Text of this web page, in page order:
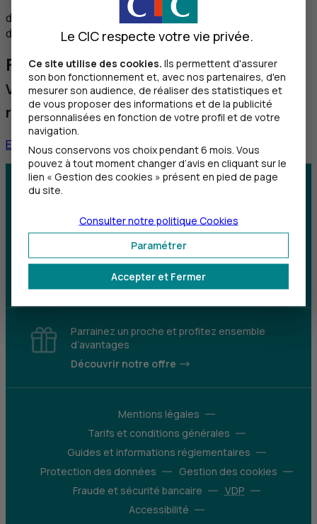
de 8h30 à 12h et de 14h à 18h du lundi au vendredi,
de 8h30 à 12h le samedi
Faire une réclamation
Vous souhaitez nous faire part d'une
réclamation
En savoir plus
Centre d'aide
Sourds et
Télécharger l'application
Parrainez un proche et profitez ensemble
d’avantages
Découvrir notre offre
Mentions légales
Tarifs et conditions générales
Guides et informations réglementaires
Protection des données
Gestion des cookies
Fraude et sécurité bancaire
VDP
Accessibilité
Le CIC respecte votre vie privée.
Ce site utilise des cookies. Ils permettent d'assurer
son bon fonctionnement et, avec nos partenaires, d'en
mesurer son audience, de réaliser des statistiques et
de vous proposer des informations et de la publicité
personnalisées en fonction de votre profil et de votre
navigation.
Nous conservons vos choix pendant 6 mois. Vous
pouvez à tout moment changer d’avis en cliquant sur le
lien « Gestion des cookies » présent en pied de page
du site.
Accepter et Fermer
Paramétrer
Consulter notre politique Cookies